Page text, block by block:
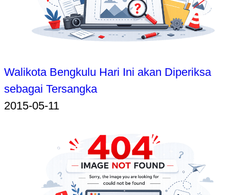
Walikota Bengkulu Hari Ini akan Diperiksa
sebagai Tersangka
2015-05-11